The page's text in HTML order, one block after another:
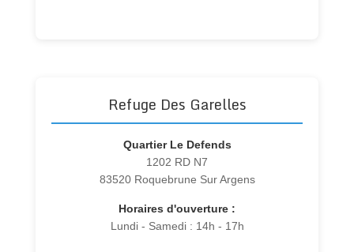
Refuge Des Garelles
Quartier Le Defends
1202 RD N7
83520 Roquebrune Sur Argens
Horaires d'ouverture :
Lundi - Samedi : 14h - 17h